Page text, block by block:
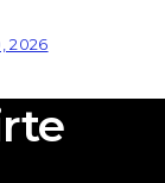
2026